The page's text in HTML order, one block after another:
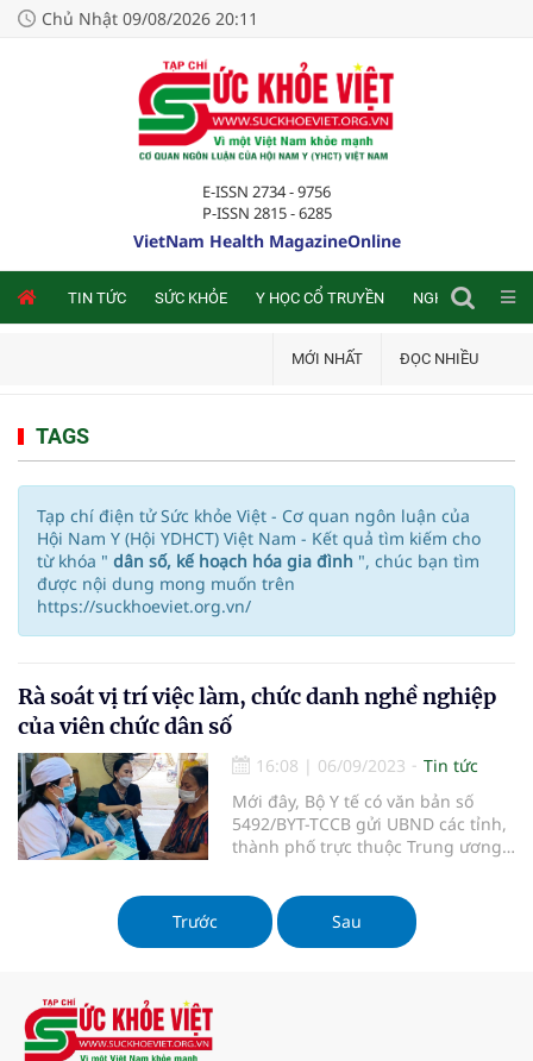
Chủ Nhật 09/08/2026 20:11
E-ISSN 2734 - 9756
P-ISSN 2815 - 6285
VietNam Health MagazineOnline
TIN TỨC SỨC KHỎE Y HỌC CỔ TRUYỀN NGHIÊN CỨU
MỚI NHẤT ĐỌC NHIỀU
TAGS
Tạp chí điện tử Sức khỏe Việt - Cơ quan ngôn luận của
Hội Nam Y (Hội YDHCT) Việt Nam - Kết quả tìm kiếm cho
từ khóa " dân số, kế hoạch hóa gia đình ", chúc bạn tìm
được nội dung mong muốn trên
https://suckhoeviet.org.vn/
Rà soát vị trí việc làm, chức danh nghề nghiệp
của viên chức dân số
16:08 | 06/09/2023
Tin tức
Mới đây, Bộ Y tế có văn bản số
5492/BYT-TCCB gửi UBND các tỉnh,
thành phố trực thuộc Trung ương
danh nghề nghiệp và phân công
công việc của viên chức dân số.
Trước Sau